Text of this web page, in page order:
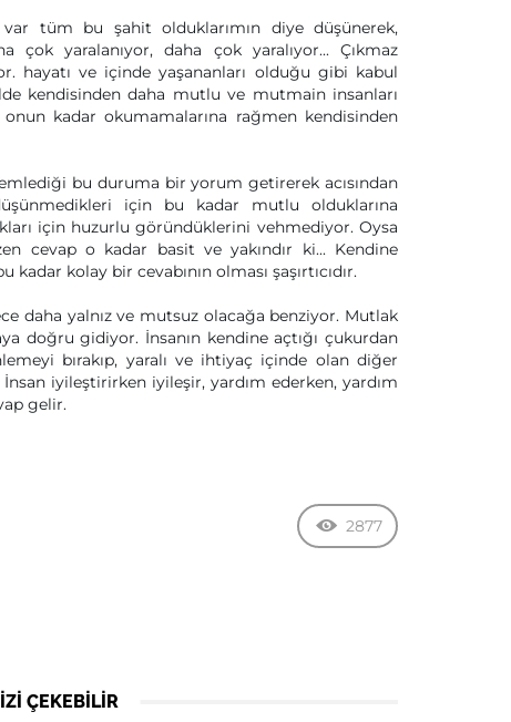
tüm bu şahit olduklarımın diye düşünerek,
çok yaralanıyor, daha çok yaralıyor... Çıkmaz
hayatı ve içinde yaşananları olduğu gibi kabul
kendisinden daha mutlu ve mutmain insanları
kadar okumamalarına rağmen kendisinden
bu duruma bir yorum getirerek acısından
için bu kadar mutlu olduklarına
için huzurlu göründüklerini vehmediyor. Oysa
cevap o kadar basit ve yakındır ki... Kendine
kolay bir cevabının olması şaşırtıcıdır.
daha yalnız ve mutsuz olacağa benziyor. Mutlak
doğru gidiyor. İnsanın kendine açtığı çukurdan
bırakıp, yaralı ve ihtiyaç içinde olan diğer
iyileştirirken iyileşir, yardım ederken, yardım
gelir.
2877
ÇEKEBILIR